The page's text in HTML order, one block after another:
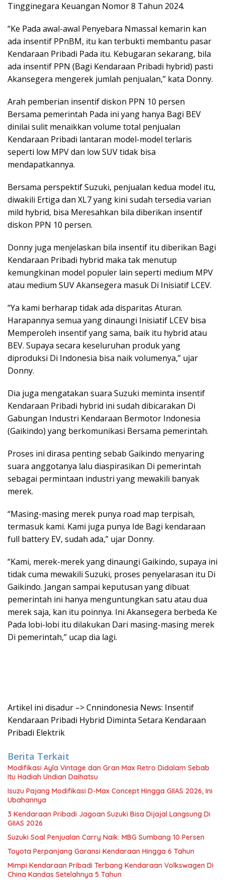
Tingginegara Keuangan Nomor 8 Tahun 2024.
“Ke Pada awal-awal Penyebara Nmassal kemarin kan
ada insentif PPnBM, itu kan terbukti membantu pasar
Kendaraan Pribadi Pada itu. Kebugaran sekarang, bila
ada insentif PPN (Bagi Kendaraan Pribadi hybrid) pasti
Akansegera mengerek jumlah penjualan,” kata Donny.
Arah pemberian insentif diskon PPN 10 persen
Bersama pemerintah Pada ini yang hanya Bagi BEV
dinilai sulit menaikkan volume total penjualan
Kendaraan Pribadi lantaran model-model terlaris
seperti low MPV dan low SUV tidak bisa
mendapatkannya.
Bersama perspektif Suzuki, penjualan kedua model itu,
diwakili Ertiga dan XL7 yang kini sudah tersedia varian
mild hybrid, bisa Meresahkan bila diberikan insentif
diskon PPN 10 persen.
Donny juga menjelaskan bila insentif itu diberikan Bagi
Kendaraan Pribadi hybrid maka tak menutup
kemungkinan model populer lain seperti medium MPV
atau medium SUV Akansegera masuk Di Inisiatif LCEV.
“Ya kami berharap tidak ada disparitas Aturan.
Harapannya semua yang dinaungi Inisiatif LCEV bisa
Memperoleh insentif yang sama, baik itu hybrid atau
BEV. Supaya secara keseluruhan produk yang
diproduksi Di Indonesia bisa naik volumenya,” ujar
Donny.
Dia juga mengatakan suara Suzuki meminta insentif
Kendaraan Pribadi hybrid ini sudah dibicarakan Di
Gabungan Industri Kendaraan Bermotor Indonesia
(Gaikindo) yang berkomunikasi Bersama pemerintah.
Proses ini dirasa penting sebab Gaikindo menyaring
suara anggotanya lalu diaspirasikan Di pemerintah
sebagai permintaan industri yang mewakili banyak
merek.
“Masing-masing merek punya road map terpisah,
termasuk kami. Kami juga punya Ide Bagi kendaraan
full battery EV, sudah ada,” ujar Donny.
“Kami, merek-merek yang dinaungi Gaikindo, supaya ini
tidak cuma mewakili Suzuki, proses penyelarasan itu Di
Gaikindo. Jangan sampai keputusan yang dibuat
pemerintah ini hanya menguntungkan satu atau dua
merek saja, kan itu poinnya. Ini Akansegera berbeda Ke
Pada lobi-lobi itu dilakukan Dari masing-masing merek
Di pemerintah,” ucap dia lagi.
Artikel ini disadur –> Cnnindonesia News: Insentif
Kendaraan Pribadi Hybrid Diminta Setara Kendaraan
Pribadi Elektrik
Berita Terkait
Modifikasi Ayla Vintage dan Gran Max Retro Didalam Sebab
Itu Hadiah Undian Daihatsu
Isuzu Pajang Modifikasi D-Max Concept Hingga GIIAS 2026, Ini
Ubahannya
3 Kendaraan Pribadi Jagoan Suzuki Bisa Dijajal Langsung Di
GIIAS 2026
Suzuki Soal Penjualan Carry Naik: MBG Sumbang 10 Persen
Toyota Perpanjang Garansi Kendaraan Hingga 6 Tahun
Mimpi Kendaraan Pribadi Terbang Kendaraan Volkswagen Di
China Kandas Setelahnya 5 Tahun